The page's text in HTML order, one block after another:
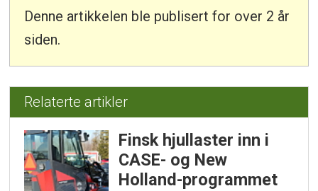
Denne artikkelen ble publisert for over 2 år
siden.
Relaterte artikler
Finsk hjullaster inn i
CASE- og New
Holland-programmet